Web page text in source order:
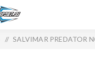
/ SALVIMAR PREDATOR